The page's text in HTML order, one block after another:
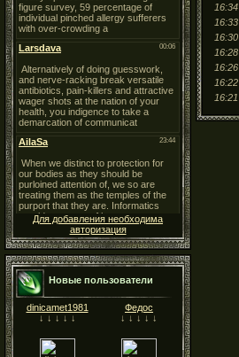
Для добавления необходима
авторизация
Новые пользователи
dinicamet1981
↓ ↓ ↓ ↓ ↓
Федос
↓ ↓ ↓ ↓ ↓
16:34
16:33
16:30
16:28
16:26
16:22
16:21